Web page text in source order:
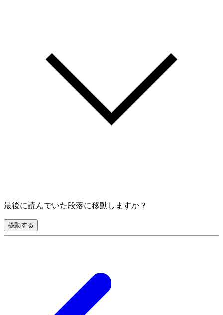
最後に読んでいた段落に移動しますか？
移動する